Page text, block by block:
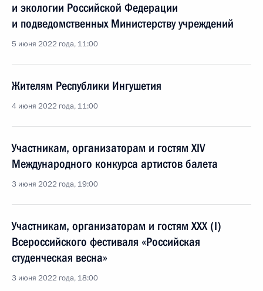
и экологии Российской Федерации
и подведомственных Министерству учреждений
5 июня 2022 года, 11:00
Жителям Республики Ингушетия
4 июня 2022 года, 11:00
Участникам, организаторам и гостям XIV
Международного конкурса артистов балета
3 июня 2022 года, 19:00
Участникам, организаторам и гостям XXX (I)
Всероссийского фестиваля «Российская
студенческая весна»
3 июня 2022 года, 18:00